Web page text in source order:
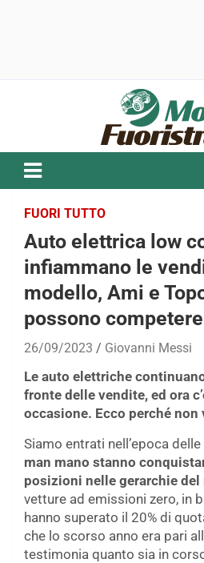
FUORI TUTTO
Auto elettrica low
infiammano le
modello, Ami e
possono competere
26/09/2023 Giovanni Messi
Le auto elettriche
fronte delle vendite, ed ora
occasione. Ecco perché
Siamo entrati nell’epoca
man mano stanno
posizioni nelle gerarchie del
vetture ad emissioni zero, in
hanno superato il 20% di
che lo scorso anno era pari
testimonia quanto sia in